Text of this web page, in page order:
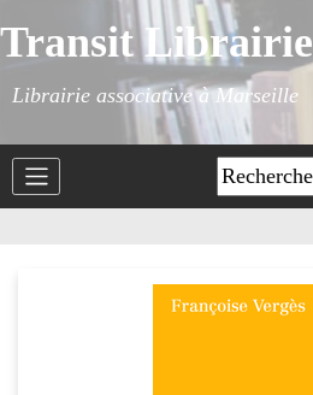
Transit Librairie
Librairie associative à Marseille